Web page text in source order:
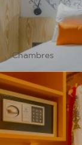
Chambres